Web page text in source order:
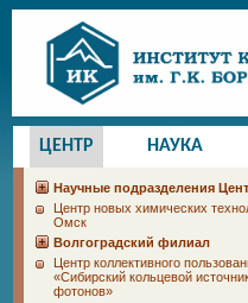
ЦЕНТР НАУКА
Научные подразделения
Центр новых химических
Омск
Волгоградский филиал
Центр коллективного
«Сибирский кольцевой
фотонов»